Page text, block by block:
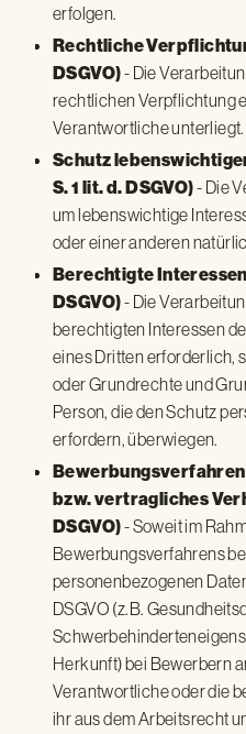
erfolgen.
Rechtliche
DSGVO)- Die
rechtlichen Verpflichtung
Verantwortliche unterliegt.
Schutz
S. 1 lit. d. DSGVO)- Die
um lebenswichtige
oder einer anderen
Berechtigte Interessen
DSGVO)- Die
berechtigten Interessen
eines Dritten erforderlich,
oder Grundrechte und
Person, die den Schutz
erfordern, überwiegen.
bzw. vertragliches
DSGVO)- Soweit im
Bewerbungsverfahrens
personenbezogenen
DSGVO (z.B.
Herkunft) bei Bewerbern
Verantwortliche oder die
ihr aus dem Arbeitsrecht